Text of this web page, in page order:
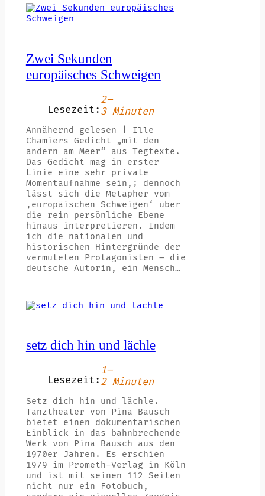
Zwei Sekunden
europäisches Schweigen
Lesezeit:
2–
3 Minuten
Annähernd gelesen | Ille
Chamiers Gedicht „mit den
andern am Meer“ aus Tegtexte.
Das Gedicht mag in erster
Linie eine sehr private
Momentaufnahme sein,; dennoch
lässt sich die Metapher vom
‚europäischen Schweigen‘ über
die rein persönliche Ebene
hinaus interpretieren. Indem
ich die nationalen und
historischen Hintergründe der
vermuteten Protagonisten – die
deutsche Autorin, ein Mensch…
setz dich hin und lächle
Lesezeit:
1–
2 Minuten
Setz dich hin und lächle.
Tanztheater von Pina Bausch
bietet einen dokumentarischen
Einblick in das bahnbrechende
Werk von Pina Bausch aus den
1970er Jahren. Es erschien
1979 im Prometh-Verlag in Köln
und ist mit seinen 112 Seiten
nicht nur ein Fotobuch,